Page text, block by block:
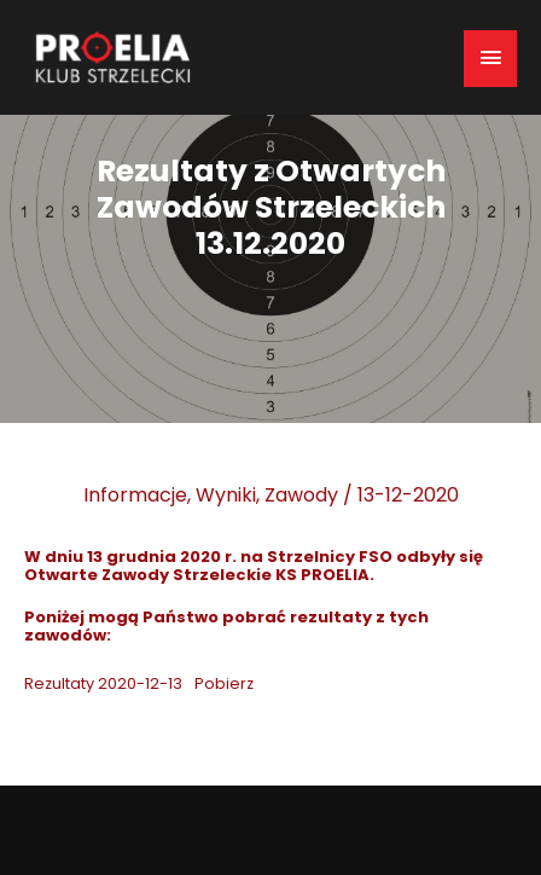
Main
Rezultaty z Otwartych
Zawodów Strzeleckich
13.12.2020
Informacje,Wyniki, Zawody/ 13-12-2020
W dniu 13 grudnia 2020 r. na Strzelnicy FSO odbyły się
Otwarte Zawody Strzeleckie KS PROELIA.
Poniżej mogą Państwo pobrać rezultaty z tych
zawodów:
Rezultaty 2020-12-13 Pobierz